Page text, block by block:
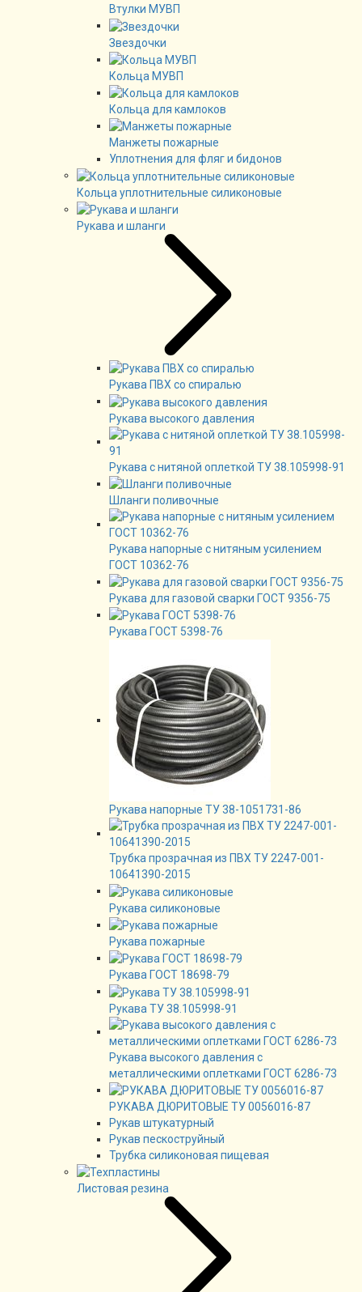
Втулки МУВП
Звездочки
Кольца МУВП
Кольца для камлоков
Манжеты пожарные
Уплотнения для фляг и бидонов
Кольца уплотнительные силиконовые
Рукава и шланги
Рукава ПВХ со спиралью
Рукава высокого давления
Рукава с нитяной оплеткой ТУ 38.105998-91
Шланги поливочные
Рукава напорные с нитяным усилением
ГОСТ 10362-76
Рукава для газовой сварки ГОСТ 9356-75
Рукава ГОСТ 5398-76
Рукава напорные ТУ 38-1051731-86
Трубка прозрачная из ПВХ ТУ 2247-001-
10641390-2015
Рукава силиконовые
Рукава пожарные
Рукава ГОСТ 18698-79
Рукава ТУ 38.105998-91
Рукава высокого давления с
металлическими оплетками ГОСТ 6286-73
РУКАВА ДЮРИТОВЫЕ ТУ 0056016-87
Рукав штукатурный
Рукав пескоструйный
Трубка силиконовая пищевая
Листовая резина